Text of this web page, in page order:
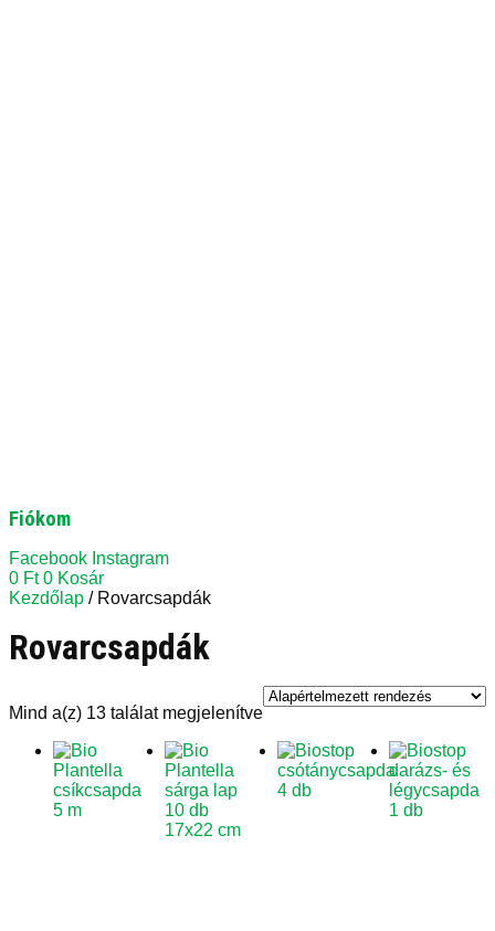
Fiókom
Facebook Instagram
0 Ft 0 Kosár
Kezdőlap / Rovarcsapdák
Rovarcsapdák
Mind a(z) 13 találat megjelenítve